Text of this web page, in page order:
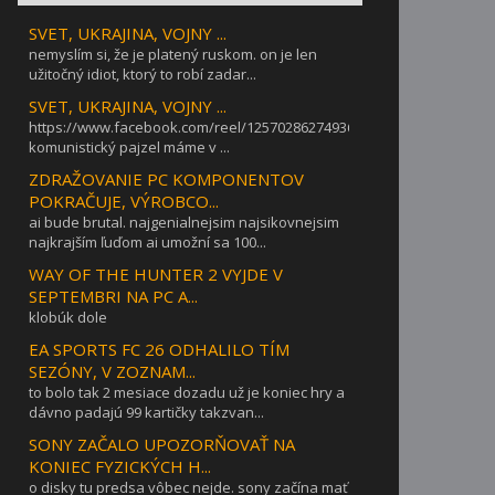
SVET, UKRAJINA, VOJNY ...
nemyslím si, že je platený ruskom. on je len
užitočný idiot, ktorý to robí zadar...
SVET, UKRAJINA, VOJNY ...
https://www.facebook.com/reel/1257028627493642takýto
komunistický pajzel máme v ...
ZDRAŽOVANIE PC KOMPONENTOV
POKRAČUJE, VÝROBCO...
ai bude brutal. najgenialnejsim najsikovnejsim
najkrajším ľuďom ai umožní sa 100...
WAY OF THE HUNTER 2 VYJDE V
SEPTEMBRI NA PC A...
klobúk dole
EA SPORTS FC 26 ODHALILO TÍM
SEZÓNY, V ZOZNAM...
to bolo tak 2 mesiace dozadu už je koniec hry a
dávno padajú 99 kartičky takzvan...
SONY ZAČALO UPOZORŇOVAŤ NA
KONIEC FYZICKÝCH H...
o disky tu predsa vôbec nejde. sony začína mať